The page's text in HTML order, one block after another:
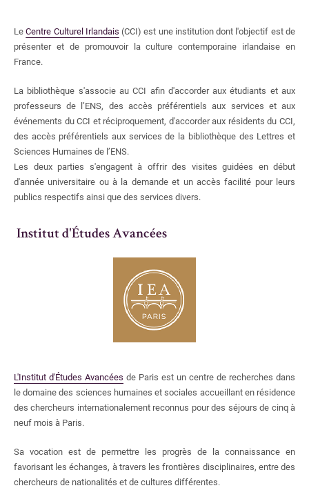
Comité scientifique
Recrutements en cours
Conditions d'accès
Ulm
Jourdan
Contacts
Collections
Collections en libre accès
Collections patrimoniales
Collections numérisées
Ressources électroniques
Découvrir les collections
Bibliographies
Services
Plan de la bibliothèque
Prêt et consultation
LeCentre Culturel Irlandais (CCI) est une institution dont l'objectif est de
présenter et de promouvoir la culture contemporaine irlandaise en
France.
La bibliothèque s'associe au CCI afin d'accorder aux étudiants et aux
professeurs de l’ENS, des accès préférentiels aux services et aux
événements du CCI et réciproquement, d'accorder aux résidents du CCI,
des accès préférentiels aux services de la bibliothèque des Lettres et
Sciences Humaines de l’ENS.
Les deux parties s'engagent à offrir des visites guidées en début
d'année universitaire ou à la demande et un accès facilité pour leurs
publics respectifs ainsi que des services divers.
Institut d'Études Avancées
L'Institut d'Études Avancées de Paris est un centre de recherches dans
le domaine des sciences humaines et sociales accueillant en résidence
des chercheurs internationalement reconnus pour des séjours de cinq à
neuf mois à Paris.
Sa vocation est de permettre les progrès de la connaissance en
favorisant les échanges, à travers les frontières disciplinaires, entre des
chercheurs de nationalités et de cultures différentes.